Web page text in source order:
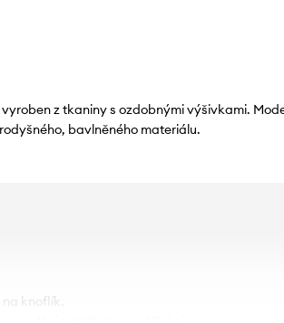
z tkaniny s ozdobnými výšivkami.
​​bavlněného materiálu.
knoflík.